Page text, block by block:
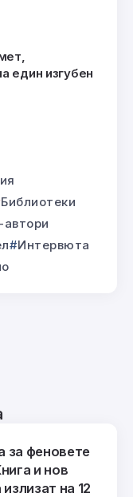
един изгубен
Библиотеки
автори
Интервюта
за феновете
и нов
на 12